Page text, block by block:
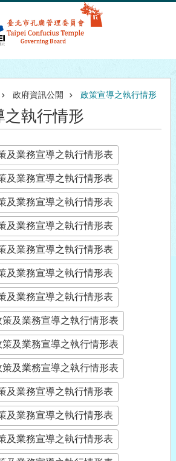
政府資訊公開 政策宣導之執行情形
之執行情形
及業務宣導之執行情形表
及業務宣導之執行情形表
及業務宣導之執行情形表
及業務宣導之執行情形表
及業務宣導之執行情形表
及業務宣導之執行情形表
及業務宣導之執行情形表
及業務宣導之執行情形表
及業務宣導之執行情形表
及業務宣導之執行情形表
及業務宣導之執行情形表
及業務宣導之執行情形表
及業務宣導之執行情形表